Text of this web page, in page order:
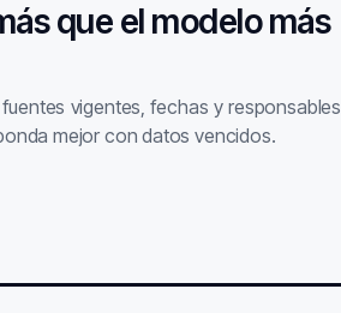
que el modelo más
vigentes, fechas y responsables
mejor con datos vencidos.